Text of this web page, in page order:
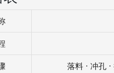
落料 · 冲孔